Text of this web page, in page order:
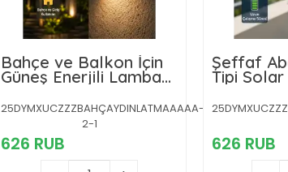
Bahçe ve Balkon İçin
Güneş Enerjili Lamba
Yeni Nesil
25DYMXUCZZZBAHÇAYDINLATMAAAAA-
2-1
626 RUB
Şeffaf
Tipi Solar
626 RUB